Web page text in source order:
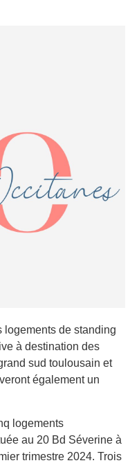
logements de standing
à destination des
sud toulousain et
également un
logements
au 20 Bd Séverine à
trimestre 2024. Trois